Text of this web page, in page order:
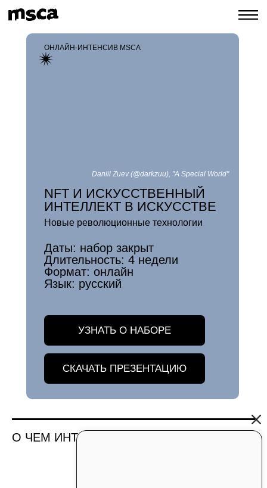
NFT И ИСКУССТВЕННЫЙ
ИНТЕЛЛЕКТ В ИСКУССТВЕ
ОНЛАЙН-ИНТЕНСИВ MSCA
УЗНАТЬ О НАБОРЕ
Даты: набор закрыт
Длительность: 4 недели
Формат: онлайн
Язык: русский
Daniil Zuev (@darkzuu), "A Special World"
СКАЧАТЬ ПРЕЗЕНТАЦИЮ
Новые революционные технологии
О ЧЕМ ИНТЕНСИВ